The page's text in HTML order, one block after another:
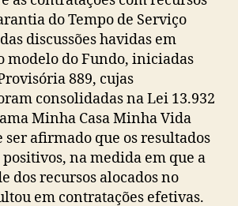
do Tempo de Serviço
discussões havidas em
modelo do Fundo, iniciadas
889, cujas
consolidadas na Lei 13.932
Minha Casa Minha Vida
ser afirmado que os resultados
na medida em que a
dos recursos alocados no
em contratações efetivas.